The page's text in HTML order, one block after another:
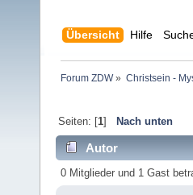
Übersicht Hilfe
Forum ZDW» Christsein -
Seiten: [1] Nach unten
Autor
0 Mitglieder und 1 Gast